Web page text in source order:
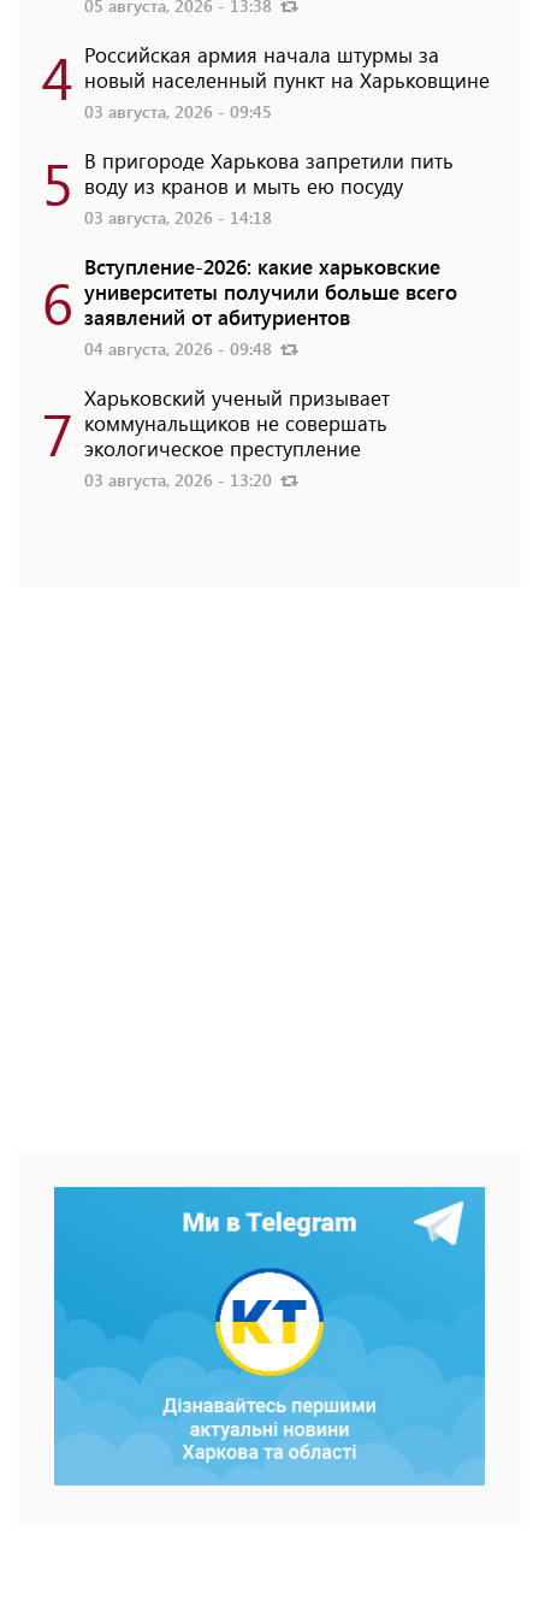
05 августа, 2026 - 13:38
4 Российская армия начала штурмы за
новый населенный пункт на Харьковщине
03 августа, 2026 - 09:45
5 В пригороде Харькова запретили пить
воду из кранов и мыть ею посуду
03 августа, 2026 - 14:18
6 Вступление-2026: какие харьковские
университеты получили больше всего
заявлений от абитуриентов
04 августа, 2026 - 09:48
7 Харьковский ученый призывает
коммунальщиков не совершать
экологическое преступление
03 августа, 2026 - 13:20